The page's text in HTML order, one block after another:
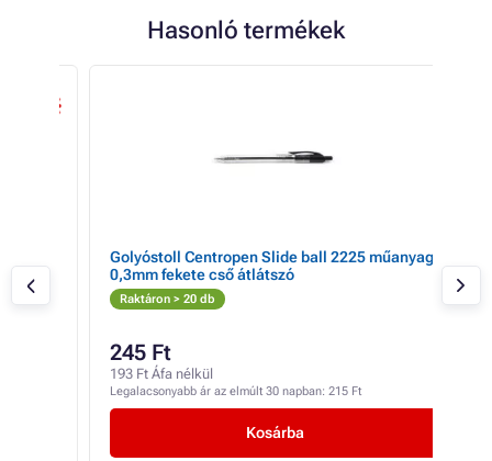
Hasonló termékek
Golyóstoll Centropen Slide ball 2225 műanyag
0,3mm fekete cső átlátszó
Raktáron > 20 db
245 Ft
193 Ft Áfa nélkül
Legalacsonyabb ár az elmúlt 30 napban:215 Ft
Kosárba